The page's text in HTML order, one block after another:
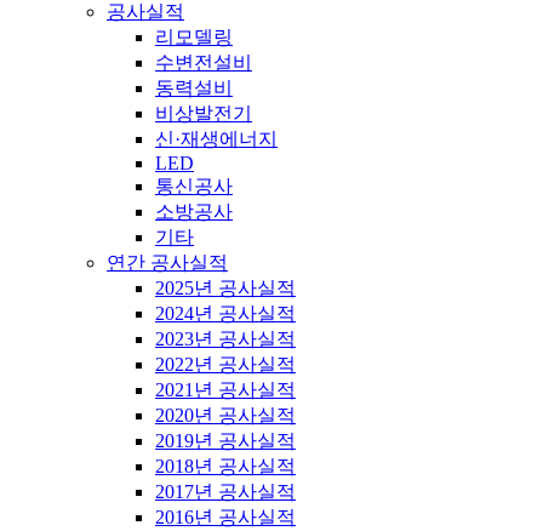
공사실적
리모델링
수변전설비
동력설비
비상발전기
신·재생에너지
LED
통신공사
소방공사
기타
연간 공사실적
2025년 공사실적
2024년 공사실적
2023년 공사실적
2022년 공사실적
2021년 공사실적
2020년 공사실적
2019년 공사실적
2018년 공사실적
2017년 공사실적
2016년 공사실적